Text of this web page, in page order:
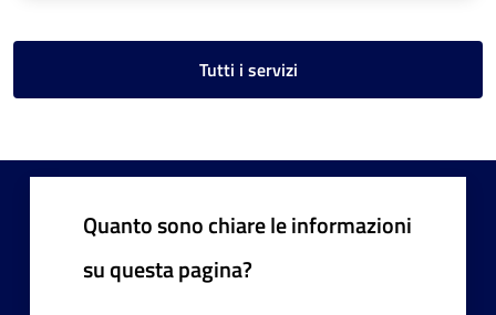
Tutti i servizi
Quanto sono chiare le informazioni
su questa pagina?